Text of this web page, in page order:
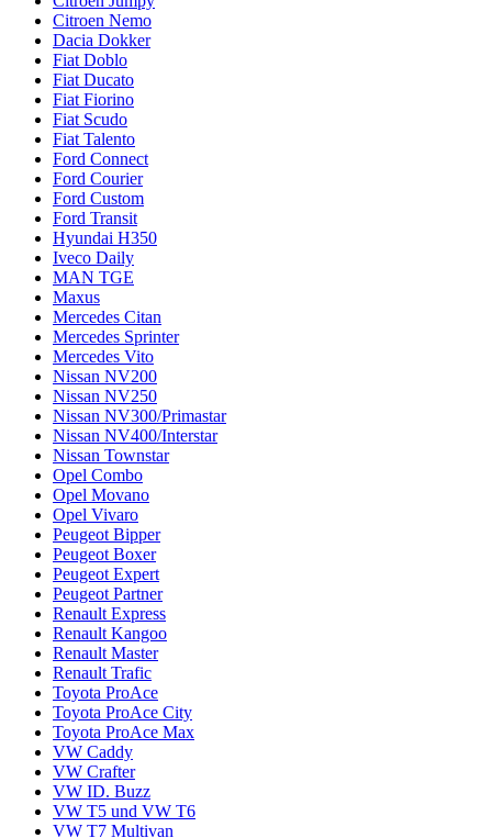
Citroen Nemo
Dacia Dokker
Fiat Doblo
Fiat Ducato
Fiat Fiorino
Fiat Scudo
Fiat Talento
Ford Connect
Ford Courier
Ford Custom
Ford Transit
Hyundai H350
Iveco Daily
MAN TGE
Maxus
Mercedes Citan
Mercedes Sprinter
Mercedes Vito
Nissan NV200
Nissan NV250
Nissan NV300/Primastar
Nissan NV400/Interstar
Nissan Townstar
Opel Combo
Opel Movano
Opel Vivaro
Peugeot Bipper
Peugeot Boxer
Peugeot Expert
Peugeot Partner
Renault Express
Renault Kangoo
Renault Master
Renault Trafic
Toyota ProAce
Toyota ProAce City
Toyota ProAce Max
VW Caddy
VW Crafter
VW ID. Buzz
VW T5 und VW T6
VW T7 Multivan